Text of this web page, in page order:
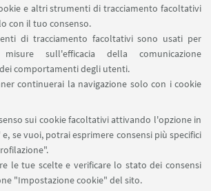
e altri strumenti di tracciamento facoltativi
con il tuo consenso.
di tracciamento facoltativi sono usati per
sull'efficacia della comunicazione
comportamenti degli utenti.
continuerai la navigazione solo con i cookie
sui cookie facoltativi attivando l'opzione in
se vuoi, potrai esprimere consensi più specifici
le tue scelte e verificare lo stato dei consensi
"Impostazione cookie" del sito.
U-Web Missioni
AlmaEsami
AlmaWifi
connessione da remoto
Azzo Gardino
SEGUI UNIBO SU:
APP: